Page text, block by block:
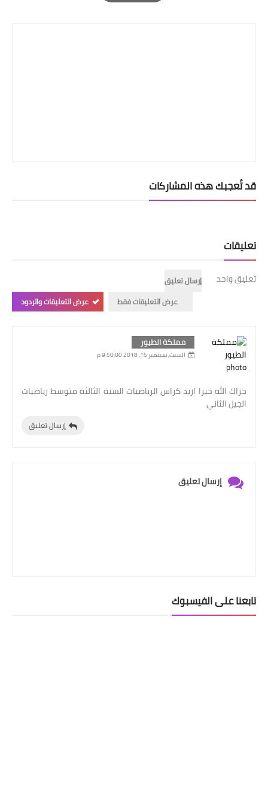
Print
قد تُعجبك هذه المشاركات
تعليقات
تعليق واحد
إرسال تعليق
عرض التعليقات فقط
عرض التعليقات والردود
مملكة الطيور
السبت, سبتمبر 15, 2018 9:50:00 م
جزاك الله خيرا اريد كراس الرياضيات السنة الثالثة متوسط رياضيات
الجيل الثاني
إرسال تعليق
إرسال تعليق
تابعنا على الفيسبوك